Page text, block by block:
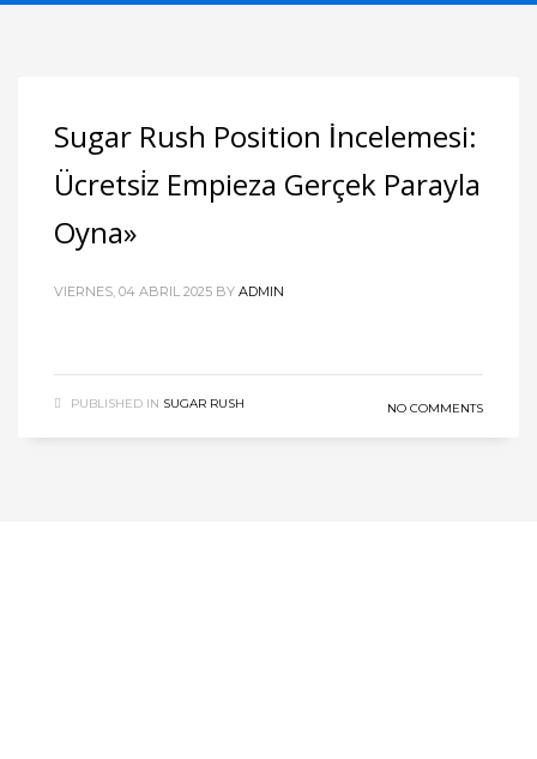
Sugar Rush Position İncelemesi:
Ücretsi̇z Empieza Gerçek Parayla
Oyna»
VIERNES, 04 ABRIL 2025 BY ADMIN
PUBLISHED IN SUGAR RUSH NO COMMENTS